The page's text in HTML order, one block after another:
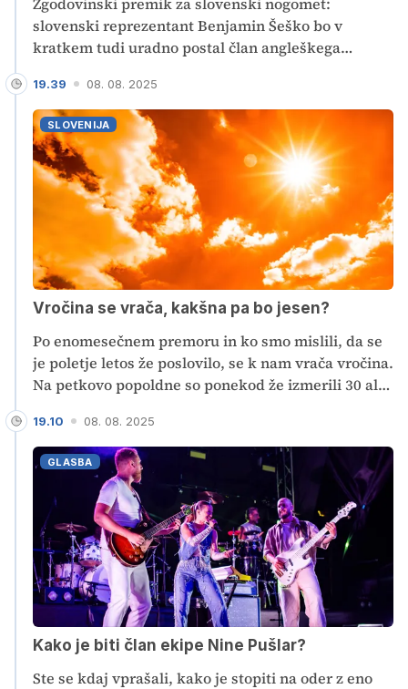
slovenski reprezentant Benjamin Šeško bo v
kratkem tudi uradno postal član angleškega
ponosni na Benjamina Šeška kot v njegovih
domačih Radečah. "Skromen, preprost in delaven
fant, ki se kljub uspehom ni spremenil." S temi
besedami Šeška opisujejo krajani Radeč, ki se že
veselijo, da bo eden od nizkocenovnih letalskih
prevoznikov že čez nekaj mesecev začel ponujati
neposredne letalske povezave med Ljubljano in
Manchestrom.
SLOVENIJA
19.39 08. 08. 2025
Vročina se vrača, kakšna pa bo jesen?
Po enomesečnem premoru in ko smo mislili, da se
je poletje letos že poslovilo, se k nam vrača vročina.
Na petkovo popoldne so ponekod že izmerili 30 ali
Najbolj se bo ogrelo na Goriškem, in sicer vse do 39
stopinj Celzija. To pa je blizu avgustovskim
temperaturnim rekordom. Vročina se bo
nadaljevala tudi v prihodnjem tednu, lahko bo
vztrajala 10 do 14 dni. Kakšne pa so napovedi za
jesen?
GLASBA
19.10 08. 08. 2025
Kako je biti član ekipe Nine Pušlar?
Ste se kdaj vprašali, kako je stopiti na oder z eno